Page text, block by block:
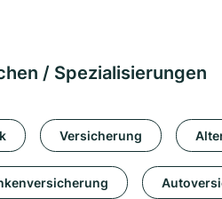
/ Spezialisierungen
Versicherung